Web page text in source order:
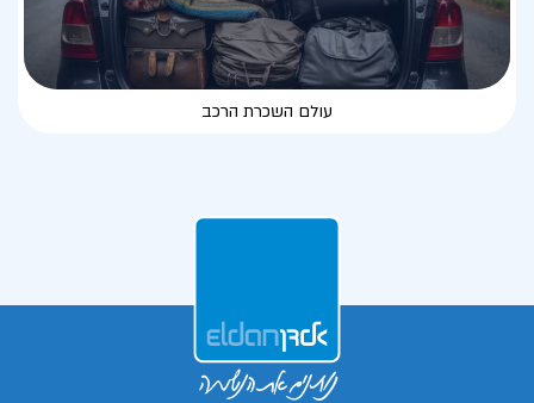
עולם השכרת הרכב